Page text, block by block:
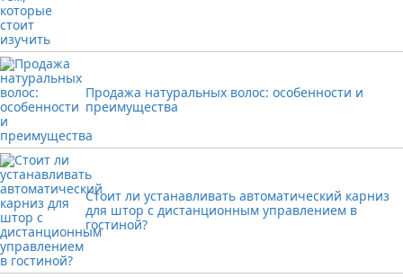
Продажа натуральных волос: особенности и
преимущества
Стоит ли устанавливать автоматический карниз
для штор с дистанционным управлением в
гостиной?